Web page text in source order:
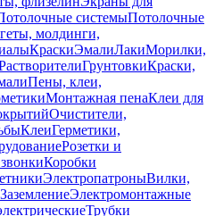
системыПотолочные
молдинги,
КраскиЭмалиЛакиМорилки,
ГрунтовкиКраски,
Пены, клеи,
Монтажная пенаКлеи для
Очистители,
КлеиГерметики,
Розетки и
Коробки
ЭлектропатроныВилки,
ЗаземлениеЭлектромонтажные
Трубки